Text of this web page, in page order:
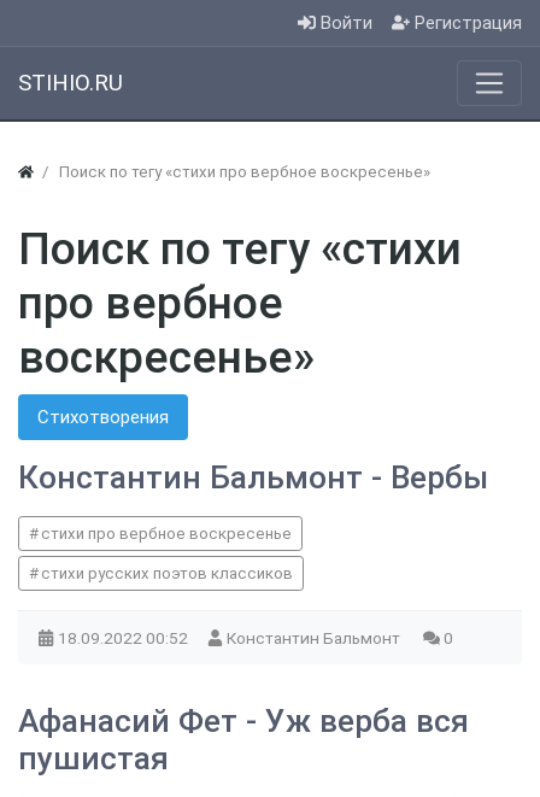
Войти Регистрация
STIHIO.RU
Поиск по тегу «стихи про вербное воскресенье»
Поиск по тегу «стихи
про вербное
воскресенье»
Стихотворения
Константин Бальмонт - Вербы
стихи про вербное воскресенье
стихи русских поэтов классиков
18.09.2022 00:52 Константин Бальмонт 0
Афанасий Фет - Уж верба вся
пушистая